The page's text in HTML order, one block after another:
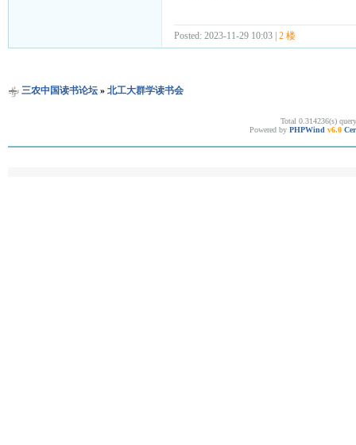
Posted: 2023-11-29 10:03 | 2 楼
三农中国读书论坛» 北工大群学读书会
Total 0.314236(s)
Powered by PHPWind v6.0